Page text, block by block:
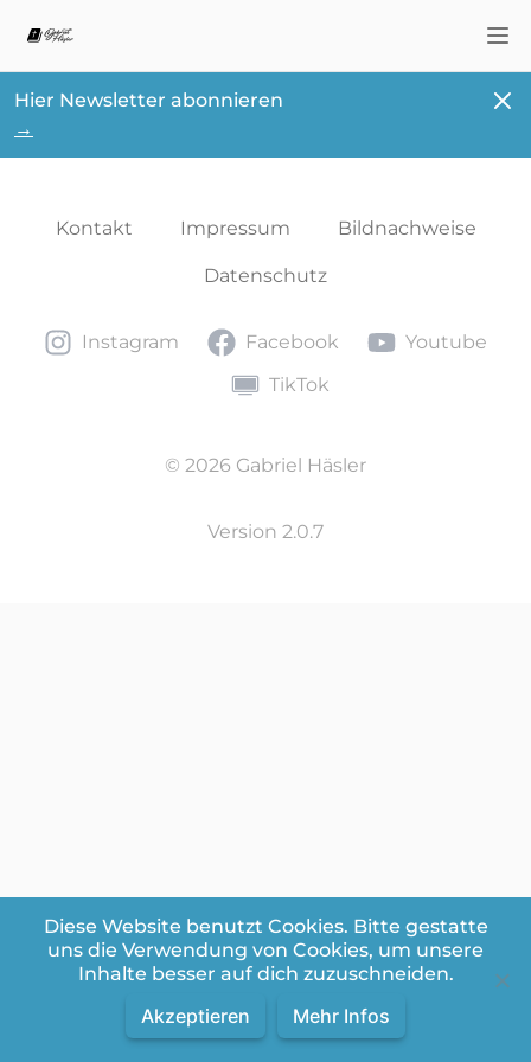
Hier Newsletter abonnieren
→
Kontakt Impressum Bildnachweise
Datenschutz
Instagram
Instagram Facebook
Facebook YoutubeYoutube
TikTokTikTok
© 2026 Gabriel Häsler
Version 2.0.7
Diese Website benutzt Cookies. Bitte gestatte
uns die Verwendung von Cookies, um unsere
Inhalte besser auf dich zuzuschneiden.
Akzeptieren Mehr Infos